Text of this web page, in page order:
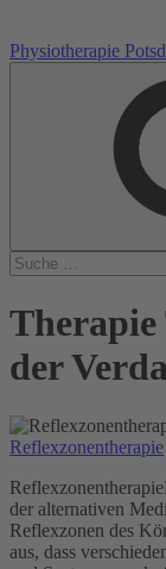
Physiotherapie
Therapie
der
Reflexzonentherapie
der alternativen
Reflexzonen des
aus, dass